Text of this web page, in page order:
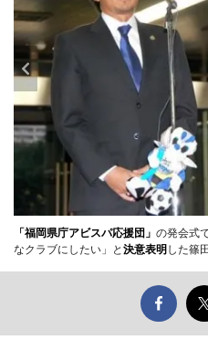
「福岡県庁アビスパ応援団」 の発会式
なクラブにしたい」と 決意表明 した篠